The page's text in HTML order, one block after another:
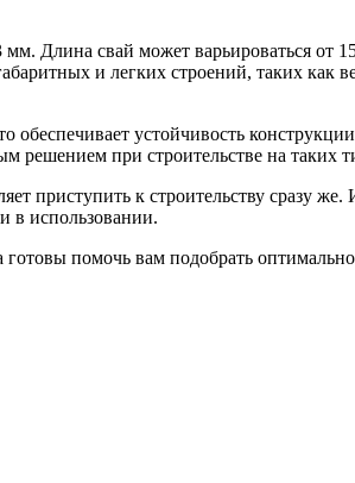
Длина свай может варьироваться от
и легких строений, таких как
устойчивость
решением при строительстве на таких
приступить к строительству сразу
в использовании.
готовы помочь вам подобрать